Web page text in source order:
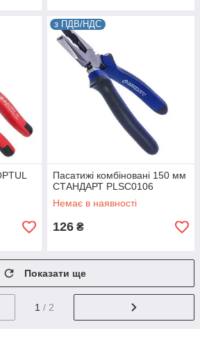
з ПДВ/НДС
Пасатижі комбіновані 150 мм
СТАНДАРТ PLSC0106
Немає в наявності
126 ₴
Показати ще
1 / 2